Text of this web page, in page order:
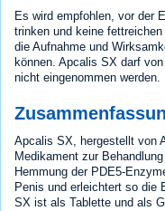
Es wird empfohlen, vor der
trinken und keine
die Aufnahme und
können. Apcalis SX darf
nicht eingenommen werden.
Apcalis SX, hergestellt von
Medikament zur
Hemmung der PDE5-
Penis und erleichtert so die
SX ist als Tablette und als